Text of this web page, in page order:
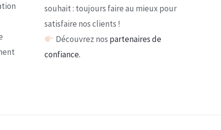
souhait : toujours faire au mieux pour
satisfaire nos clients !
Découvrez nos partenaires de
confiance.